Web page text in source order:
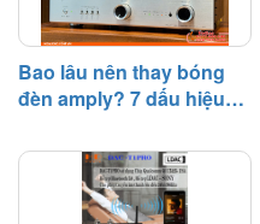
Bao lâu nên thay bóng
đèn amply? 7 dấu hiệu